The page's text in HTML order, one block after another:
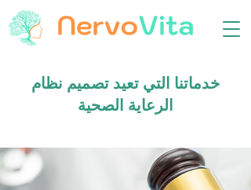
خدماتنا التي تعيد تصميم نظام
الرعاية الصحية